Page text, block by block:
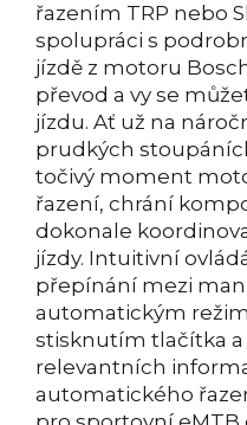
řazením TRP nebo
spolupráci s
jízdě z motoru
převod a vy se
jízdu. Ať už na
prudkých
točivý moment
řazení, chrání
dokonale
jízdy. Intuitivní
přepínání mezi
automatickým
stisknutím tlačítka a
relevantních
automatického